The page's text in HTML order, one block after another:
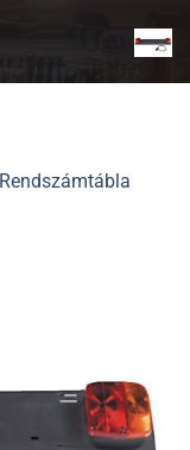
Rendszámtábla